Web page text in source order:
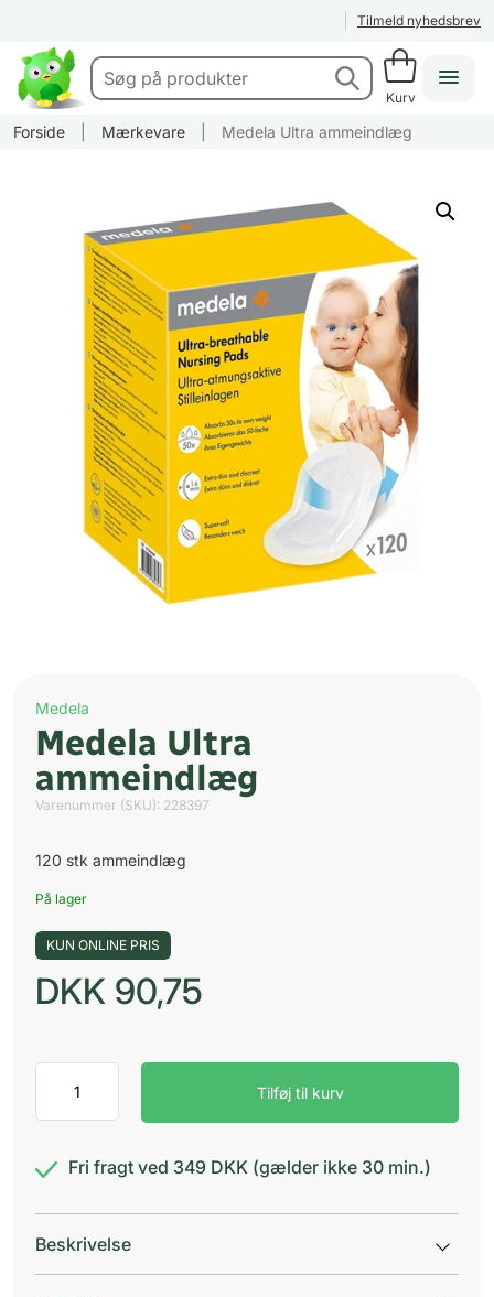
Tilmeld nyhedsbrev
Kurv
Forside Mærkevare Medela Ultra ammeindlæg
Medela
Medela Ultra
ammeindlæg
Varenummer (SKU): 228397
120 stk ammeindlæg
På lager
KUN ONLINE PRIS
DKK 90,75
ammeindlæg
Tilføj til kurv
Fri fragt ved 349 DKK (gælder ikke 30 min.)
Beskrivelse